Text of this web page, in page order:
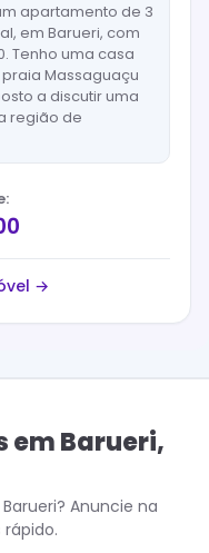
apartamento de 3
em Barueri, com
Tenho uma casa
Massaguaçu
a discutir uma
região de
→
emBarueri,
Barueri? Anuncie na